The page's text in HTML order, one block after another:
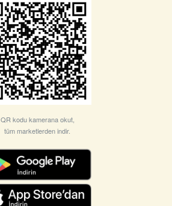
QR kodu kamerana okut,
tüm marketlerden indir.